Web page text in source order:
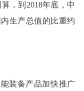
，到2018年底，中
生产总值的比重约
装备产品加快推广